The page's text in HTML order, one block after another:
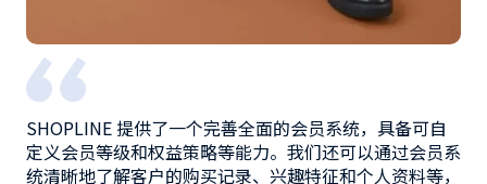
SHOPLINE 提供了一个完善全面的会员系统，具备可自
定义会员等级和权益策略等能力。我们还可以通过会员系
统清晰地了解客户的购买记录、兴趣特征和个人资料等，